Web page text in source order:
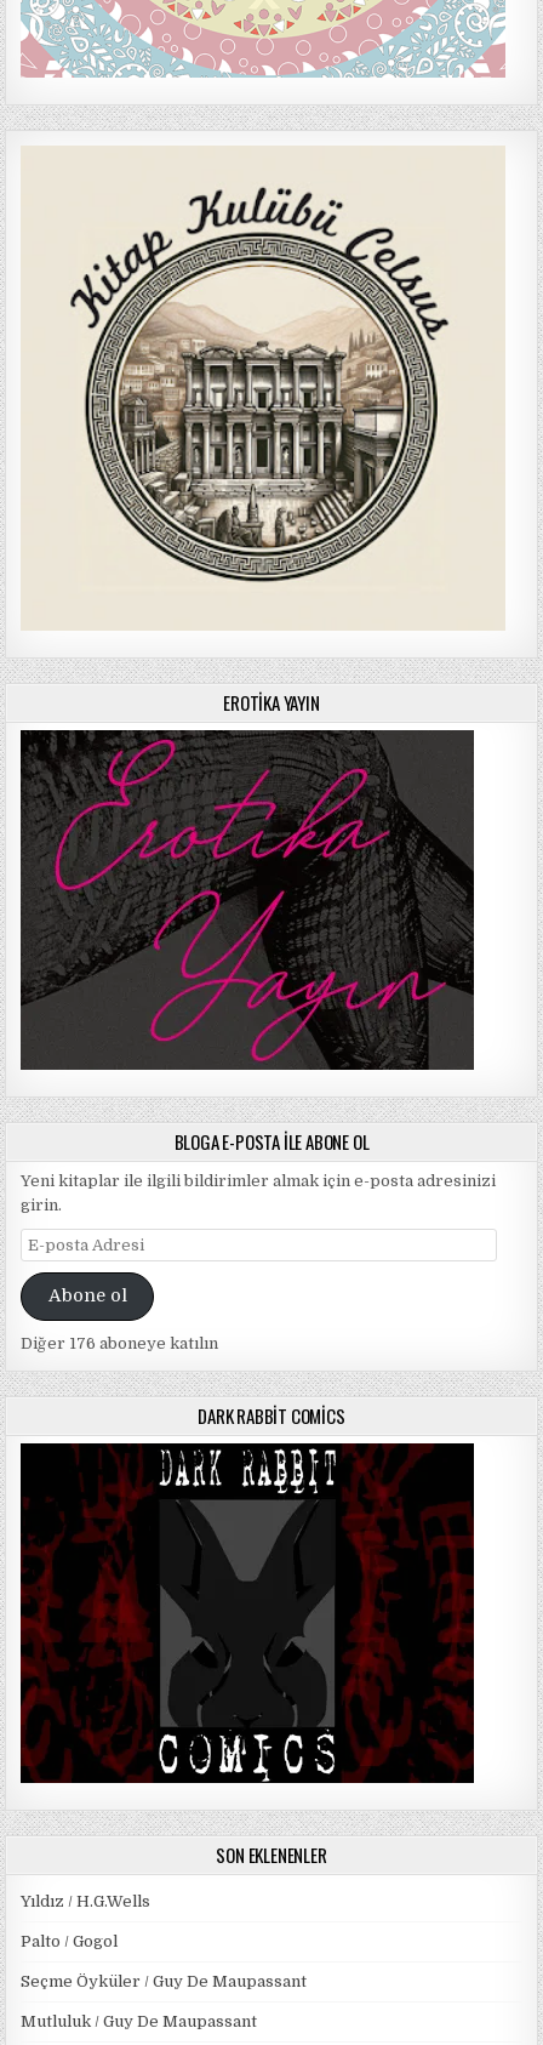
EROTIKA YAYIN
BLOGA E-POSTA ILE ABONE OL
Yeni kitaplar ile ilgili bildirimler almak için e-posta adresinizi
girin.
E-
posta
AdresiAbone ol
Diğer 176 aboneye katılın
DARK RABBIT COMICS
SON EKLENENLER
Yıldız / H.G.Wells
Palto / Gogol
Seçme Öyküler / Guy De Maupassant
Mutluluk / Guy De Maupassant